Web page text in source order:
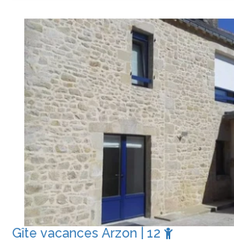
Gîte vacances Arzon | 12